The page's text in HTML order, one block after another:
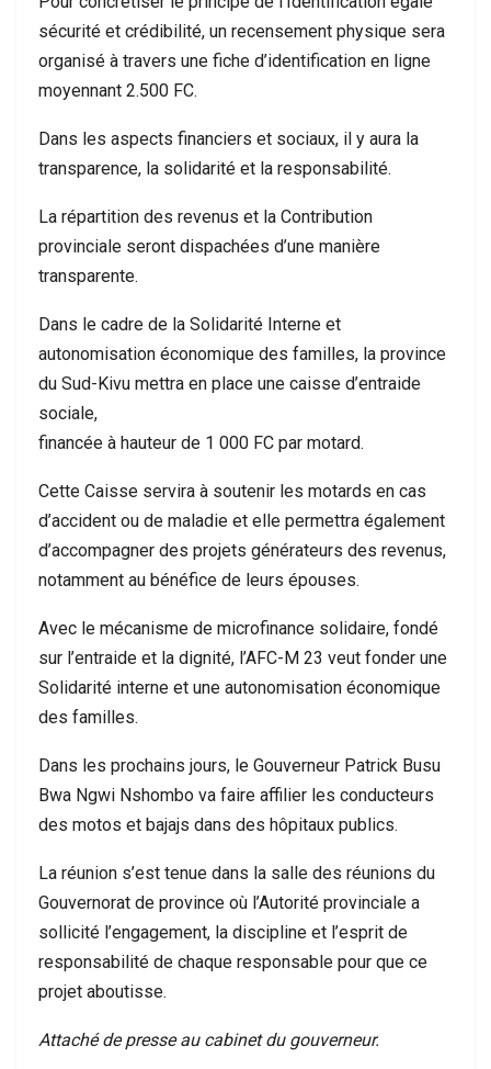
sécurité et crédibilité, un recensement physique sera
organisé à travers une fiche d’identification en ligne
moyennant 2.500 FC.
Dans les aspects financiers et sociaux, il y aura la
transparence, la solidarité et la responsabilité.
La répartition des revenus et la Contribution
provinciale seront dispachées d’une manière
transparente.
Dans le cadre de la Solidarité Interne et
autonomisation économique des familles, la province
du Sud-Kivu mettra en place une caisse d’entraide
sociale,
financée à hauteur de 1 000 FC par motard.
Cette Caisse servira à soutenir les motards en cas
d’accident ou de maladie et elle permettra également
d’accompagner des projets générateurs des revenus,
notamment au bénéfice de leurs épouses.
Avec le mécanisme de microfinance solidaire, fondé
sur l’entraide et la dignité, l’AFC-M 23 veut fonder une
Solidarité interne et une autonomisation économique
des familles.
Dans les prochains jours, le Gouverneur Patrick Busu
Bwa Ngwi Nshombo va faire affilier les conducteurs
des motos et bajajs dans des hôpitaux publics.
La réunion s’est tenue dans la salle des réunions du
Gouvernorat de province où l’Autorité provinciale a
sollicité l’engagement, la discipline et l’esprit de
responsabilité de chaque responsable pour que ce
projet aboutisse.
Attaché de presse au cabinet du gouverneur.